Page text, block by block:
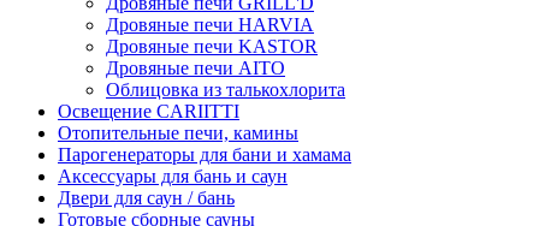
Дровяные печи HARVIA
Дровяные печи KASTOR
Дровяные печи AITO
Облицовка из талькохлорита
Освещение CARIITTI
Отопительные печи, камины
Парогенераторы для бани и хамама
Аксессуары для бань и саун
Двери для саун / бань
Готовые сборные сауны